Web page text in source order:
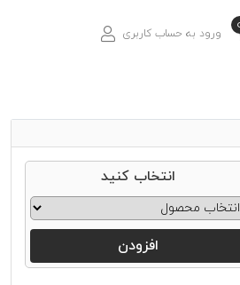
ورود به حساب کاربری
انتخاب کنید
افزودن